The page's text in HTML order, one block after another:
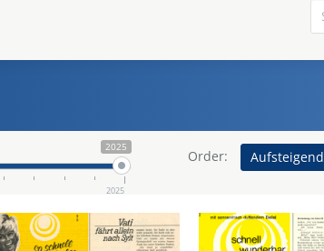
2025
2025
Order: Aufsteigend